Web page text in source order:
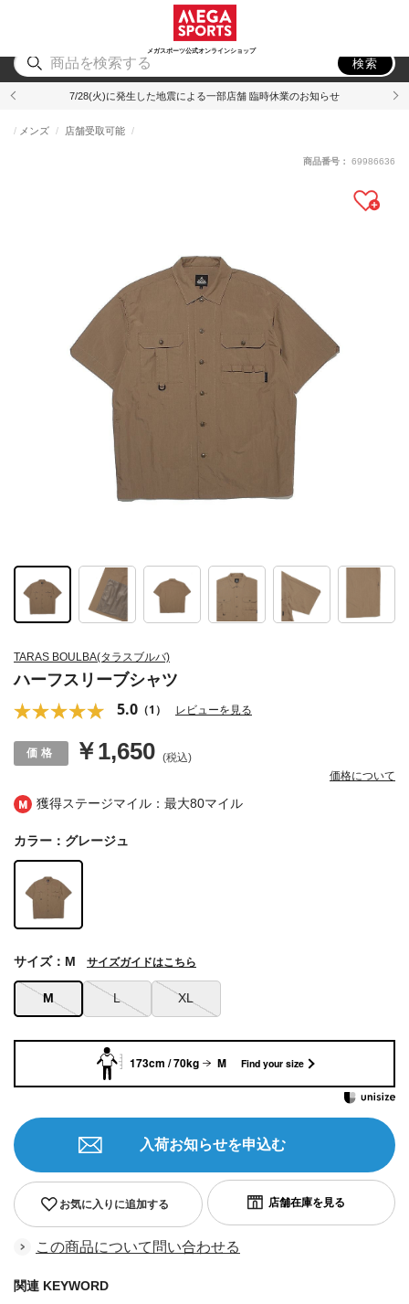
メガスポーツ公式オンラインショップ
アウトドア
検索
7/28(火)に発生した地震による一部店舗 臨時休業のお知らせ
獲得ステージマイル：最大80マイル
TARAS BOULBA(タラスブルバ)
ハーフスリーブシャツ
5.0 （1） レビューを見る
メンズ 店舗受取可能
￥1,650 (税込)
価格について
商品番号： 69986636
カラー：グレージュ
M L XL
サイズ：M サイズガイドはこちら
お気に入りに追加する
入荷お知らせを申込む
この商品について問い合わせる
関連 KEYWORD
173cm / 70kg M Find your size